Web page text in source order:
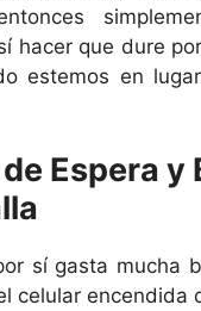
hacer que dure
estemos en
Espera y
sí gasta mucha
celular encendida